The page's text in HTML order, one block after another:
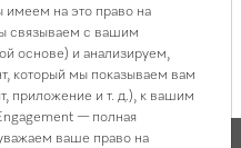
имеем на это право на
связываем с вашим
основе) и анализируем,
который мы показываем вам
приложение и т. д.), к вашим
— полная
ваше право на